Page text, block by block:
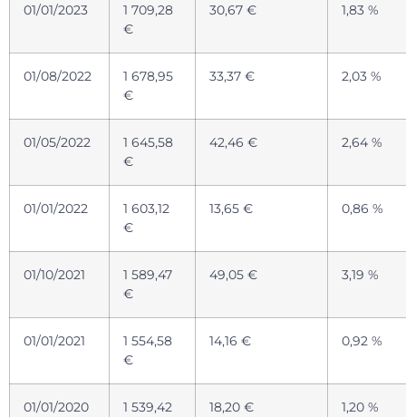
01/01/2023
1 709,28
€
30,67 € 1,83 %
01/08/2022
1 678,95
€
33,37 € 2,03 %
01/05/2022
1 645,58
€
42,46 € 2,64 %
01/01/2022
1 603,12
€
13,65 € 0,86 %
01/10/2021
1 589,47
€
49,05 € 3,19 %
01/01/2021
1 554,58
€
14,16 € 0,92 %
01/01/2020
1 539,42
18,20 € 1,20 %